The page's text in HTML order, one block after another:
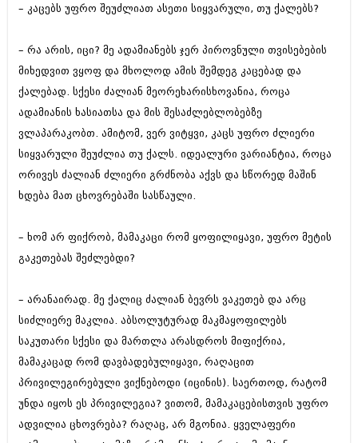
ივნისი 2016 (221)
აპრილი 2016 (215)
თებერვალი 2016 (250)
იანვარი 2016 (206)
დეკემბერი 2015 (207)
ნოემბერი 2015 (264)
ოქტომბერი 2015 (204)
სექტემბერი 2015 (215)
აგვისტო 2015 (286)
ივლისი 2015 (173)
აპრილი 2015 (208)
მარტი 2015 (365)
დეკემბერი 2014 (342)
ნოემბერი 2014 (290)
ოქტომბერი 2014 (292)
სექტემბერი 2014 (394)
აგვისტო 2014 (248)
ივლისი 2014 (313)
ივნისი 2014 (366)
აპრილი 2014 (290)
– კაცებს უფრო შეუძლიათ ასეთი სიყვარული, თუ ქალებს?
– რა არის, იცი? მე ადამიანებს ჯერ პიროვნული თვისებების
მიხედვით ვყოფ და მხოლოდ ამის შემდეგ კაცებად და
ქალებად. სქესი ძალიან მეორეხარისხოვანია, როცა
ადამიანის ხასიათსა და მის შესაძლებლობებზე
ვლაპარაკობთ. ამიტომ, ვერ ვიტყვი, კაცს უფრო ძლიერი
სიყვარული შეუძლია თუ ქალს. იდეალური ვარიანტია, როცა
ორივეს ძალიან ძლიერი გრძნობა აქვს და სწორედ მაშინ
ხდება მათ ცხოვრებაში სასწაული.
– ხომ არ ფიქრობ, მამაკაცი რომ ყოფილიყავი, უფრო მეტის
გაკეთებას შეძლებდი?
– არანაირად. მე ქალიც ძალიან ბევრს ვაკეთებ და არც
სიძლიერე მაკლია. აბსოლუტურად მაკმაყოფილებს
საკუთარი სქესი და მართლა არასდროს მიფიქრია,
მამაკაცად რომ დავბადებულიყავი, რაღაცით
პრივილეგირებული ვიქნებოდი (იცინის). საერთოდ, რატომ
უნდა იყოს ეს პრივილეგია? ვითომ, მამაკაცებისთვის უფრო
ადვილია ცხოვრება? რაღაც, არ მგონია. ყველაფერი